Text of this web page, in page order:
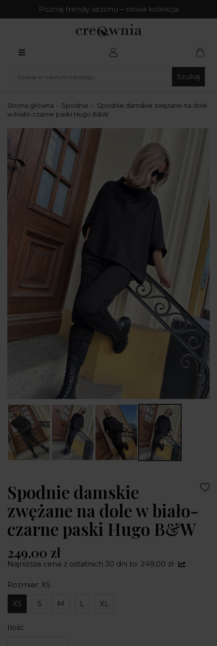
Poznaj trendy sezonu – nowa kolekcja
Szukaj
Strona główna Spodnie
Spodnie damskie zwężane na dole
w biało-czarne paski Hugo B&W
Spodnie damskie
zwężane na dole w biało-
czarne paski Hugo B&W
249,00 zł
Najniższa cena z ostatnich 30 dni to: 249,00 zł
Rozmiar: XS
XS S M L XL
Ilość